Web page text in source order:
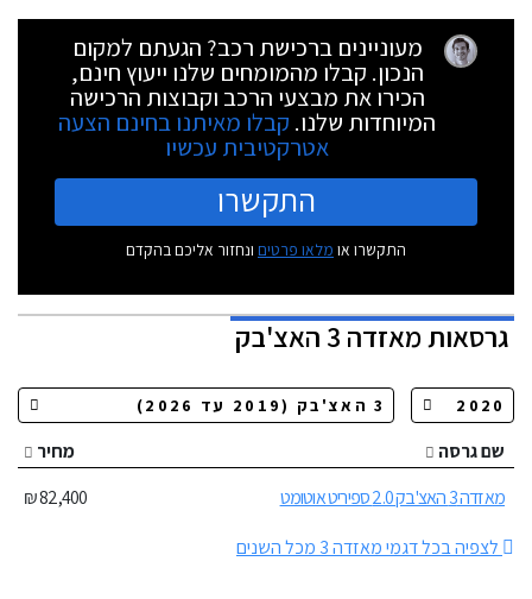
מעוניינים ברכישת רכב? הגעתם למקום
הנכון. קבלו מהמומחים שלנו ייעוץ חינם,
הכירו את מבצעי הרכב וקבוצות הרכישה
המיוחדות שלנו. קבלו מאיתנו בחינם הצעה
אטרקטיבית עכשיו
התקשרו
התקשרו או מלאו פרטים ונחזור אליכם בהקדם
גרסאותמאזדה 3 האצ'בק
שם גרסה
מחיר
מאזדה 3 האצ'בק 2.0 ספיריט אוטומט
82,400 ₪
לצפיה בכל דגמי מאזדה 3 מכל השנים